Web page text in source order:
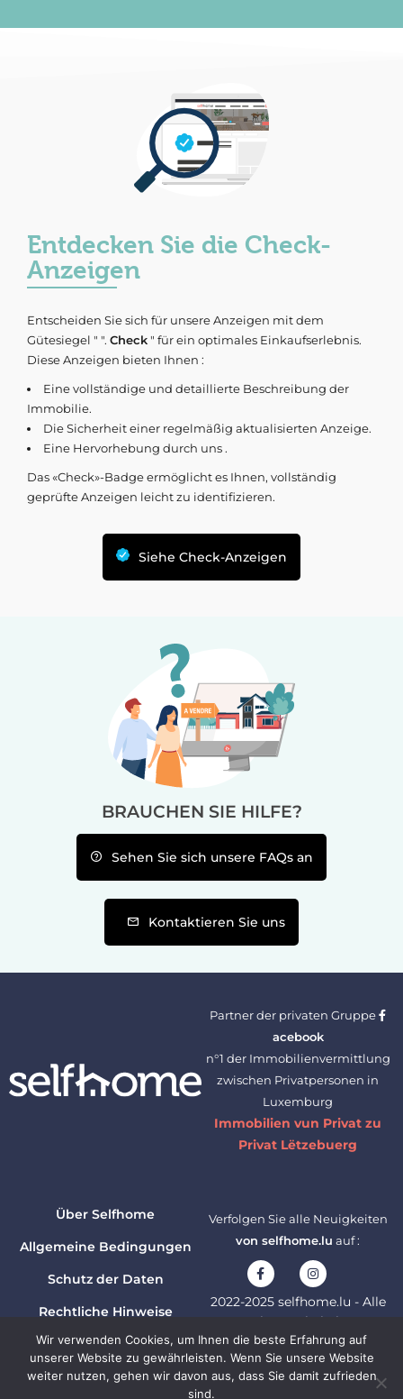
Entdecken Sie die Check-
Anzeigen
Entscheiden Sie sich für unsere Anzeigen mit dem
Gütesiegel " ". Check " für ein optimales Einkaufserlebnis.
Diese Anzeigen bieten Ihnen :
Eine vollständige und detaillierte Beschreibung der
Immobilie.
Die Sicherheit einer regelmäßig aktualisierten Anzeige.
Eine Hervorhebung durch uns .
Das «Check»-Badge ermöglicht es Ihnen, vollständig
geprüfte Anzeigen leicht zu identifizieren.
Siehe Check-Anzeigen
BRAUCHEN SIE HILFE?
Sehen Sie sich unsere FAQs an
Kontaktieren Sie uns
Partner der privaten Gruppe
acebook
n°1 der Immobilienvermittlung
zwischen Privatpersonen in
Luxemburg
Immobilien vun Privat zu
Privat Lëtzebuerg
Über Selfhome
Allgemeine Bedingungen
Schutz der Daten
Rechtliche Hinweise
Kontaktieren Sie uns
Verfolgen Sie alle Neuigkeiten
von selfhome.lu auf :
2022-2025 selfhome.lu - Alle
Rechte vorbehalten
TechEstate B287255
Wir verwenden Cookies, um Ihnen die beste Erfahrung auf
unserer Website zu gewährleisten. Wenn Sie unsere Website
weiter nutzen, gehen wir davon aus, dass Sie damit zufrieden
sind.